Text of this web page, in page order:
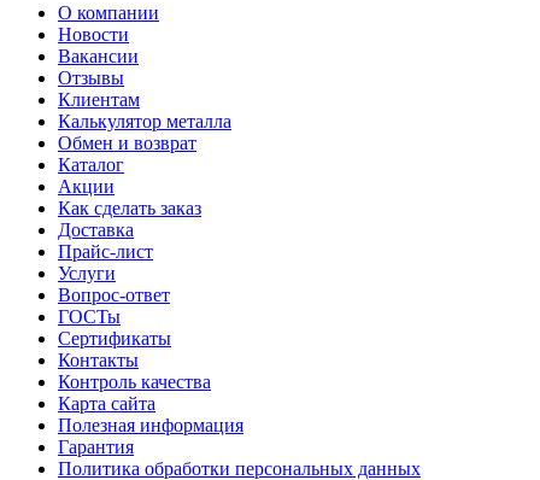
О компании
Новости
Вакансии
Отзывы
Клиентам
Калькулятор металла
Обмен и возврат
Каталог
Акции
Как сделать заказ
Доставка
Прайс-лист
Услуги
Вопрос-ответ
ГОСТы
Сертификаты
Контакты
Контроль качества
Карта сайта
Полезная информация
Гарантия
Политика обработки персональных данных